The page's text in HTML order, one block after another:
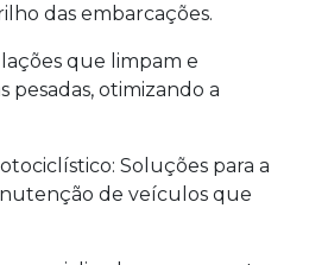
das embarcações.
que limpam e
pesadas, otimizando a
Soluções para a
de veículos que